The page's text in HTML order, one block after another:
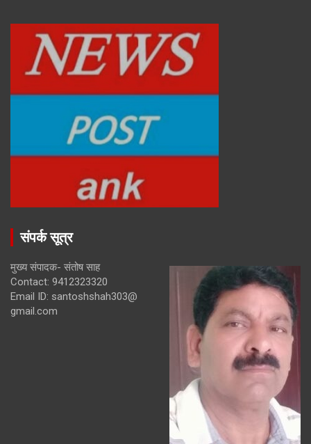
संपर्क सूत्र
मुख्य संपादक- संतोष साह
Contact: 9412323320
Email ID: santoshshah303@
gmail.com